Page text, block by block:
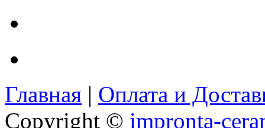
Главная | Оплата и
Copyright © impronta-